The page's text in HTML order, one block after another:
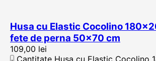
Husa cu Elastic Cocolino
fete de perna 50×70 cm
109,00 lei
Cantitate Husa cu Elastic Cocolino